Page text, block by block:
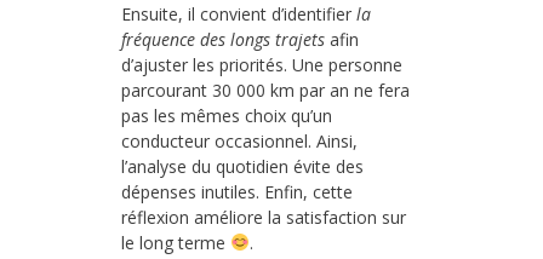
Ensuite, il convient d’identifier la
fréquence des longs trajets afin
d’ajuster les priorités. Une personne
parcourant 30 000 km par an ne fera
pas les mêmes choix qu’un
conducteur occasionnel. Ainsi,
l’analyse du quotidien évite des
dépenses inutiles. Enfin, cette
réflexion améliore la satisfaction sur
le long terme
.